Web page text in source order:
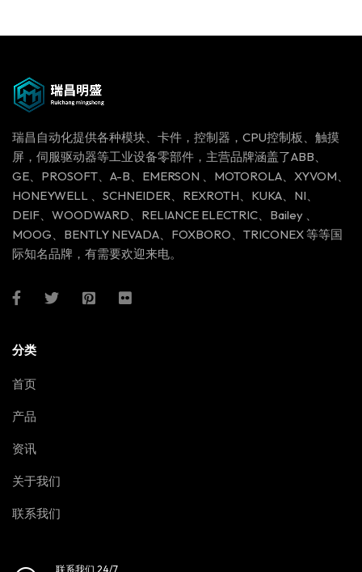
瑞昌自动化提供各种模块、卡件，控制器，CPU控制板、触摸
屏，伺服驱动器等工业设备零部件，主营品牌涵盖了ABB、
GE、PROSOFT、A-B、EMERSON 、MOTOROLA、XYVOM、
HONEYWELL 、SCHNEIDER、REXROTH、KUKA、NI、
DEIF、WOODWARD、RELIANCE ELECTRIC、Bailey 、
MOOG、BENTLY NEVADA、FOXBORO、TRICONEX 等等国
际知名品牌，有需要欢迎来电。
分类
首页
产品
资讯
关于我们
联系我们
联系我们 24/7